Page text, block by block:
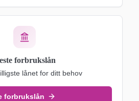
forbrukslån
lånet for ditt behov
forbrukslån